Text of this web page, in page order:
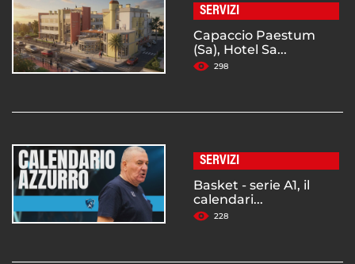
SERVIZI
Capaccio Paestum
(Sa), Hotel Sa...
298
SERVIZI
Basket - serie A1, il
calendari...
228